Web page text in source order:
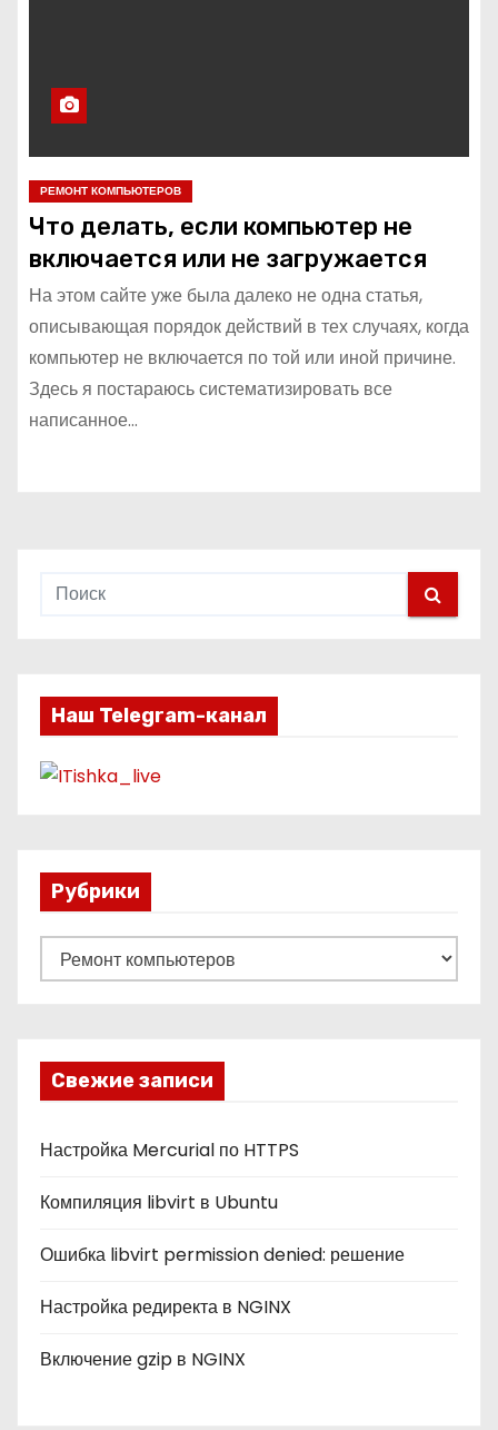
РЕМОНТ КОМПЬЮТЕРОВ
Что делать, если компьютер не
включается или не загружается
На этом сайте уже была далеко не одна статья,
описывающая порядок действий в тех случаях, когда
компьютер не включается по той или иной причине.
Здесь я постараюсь систематизировать все
написанное…
Наш Telegram-канал
Рубрики
у
к
и
Свежие записи
Настройка Mercurial по HTTPS
Компиляция libvirt в Ubuntu
Ошибка libvirt permission denied: решение
Настройка редиректа в NGINX
Включение gzip в NGINX